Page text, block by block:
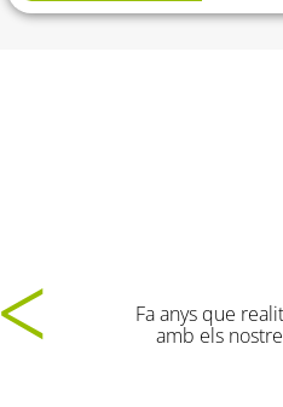
Fa anys que realitzem
amb els nostres alumnes.